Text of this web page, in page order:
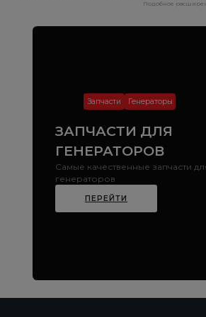
Подобное
Запчасти Генераторы
ЗАПЧАСТИ ДЛЯ
ГЕНЕРАТОРОВ
Самые качественные запчасти
генераторов
ПЕРЕЙТИ